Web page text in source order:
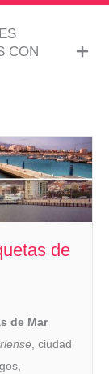
CON
de
de Mar
, ciudad